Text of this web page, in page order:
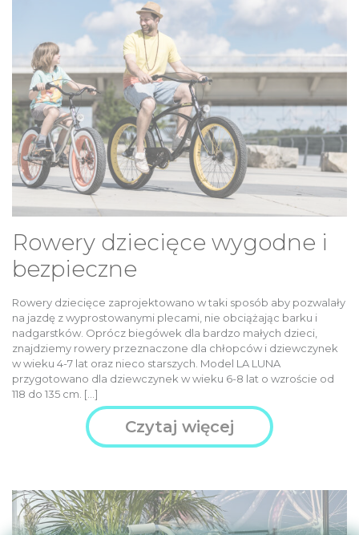
Rowery dziecięce wygodne i
bezpieczne
Rowery dziecięce zaprojektowano w taki sposób aby pozwalały
na jazdę z wyprostowanymi plecami, nie obciążając barku i
nadgarstków. Oprócz biegówek dla bardzo małych dzieci,
znajdziemy rowery przeznaczone dla chłopców i dziewczynek
w wieku 4-7 lat oraz nieco starszych. Model LA LUNA
przygotowano dla dziewczynek w wieku 6-8 lat o wzroście od
118 do 135 cm. […]
Czytaj więcej